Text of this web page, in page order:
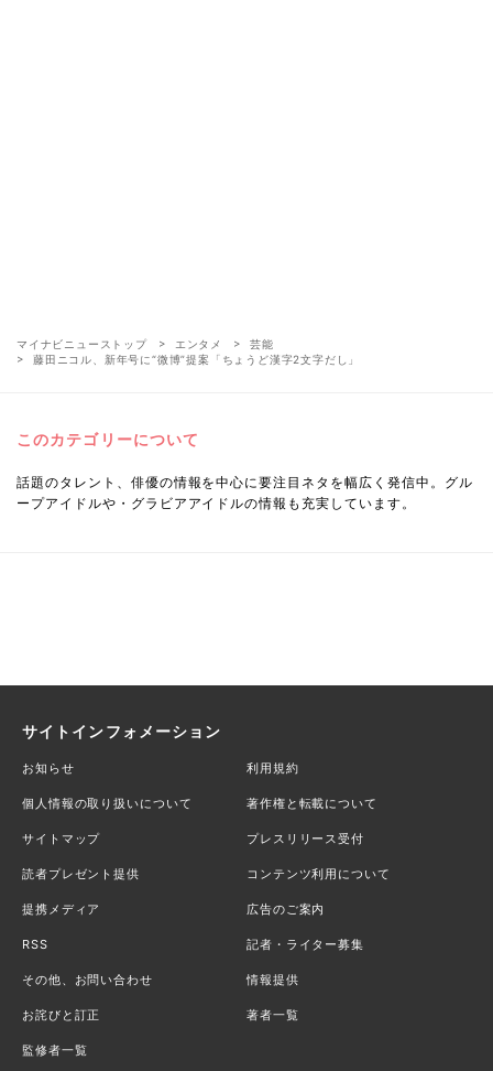
マイナビニューストップ エンタメ
芸能
藤田ニコル、新年号に“微博”提案「ちょうど漢字2文字だし」
このカテゴリーについて
話題のタレント、俳優の情報を中心に要注目ネタを幅広く発信中。グル
ープアイドルや・グラビアアイドルの情報も充実しています。
サイトインフォメーション
お知らせ 利用規約
個人情報の取り扱いについて 著作権と転載について
サイトマップ プレスリリース受付
読者プレゼント提供 コンテンツ利用について
提携メディア 広告のご案内
RSS 記者・ライター募集
その他、お問い合わせ 情報提供
お詫びと訂正 著者一覧
監修者一覧